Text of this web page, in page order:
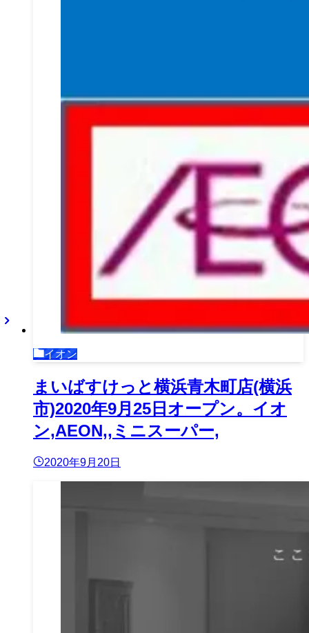
イオン
まいばすけっと横浜青木町店(横浜
市)2020年9月25日オープン。イオ
ン,AEON,,ミニスーパー,
2020年9月20日